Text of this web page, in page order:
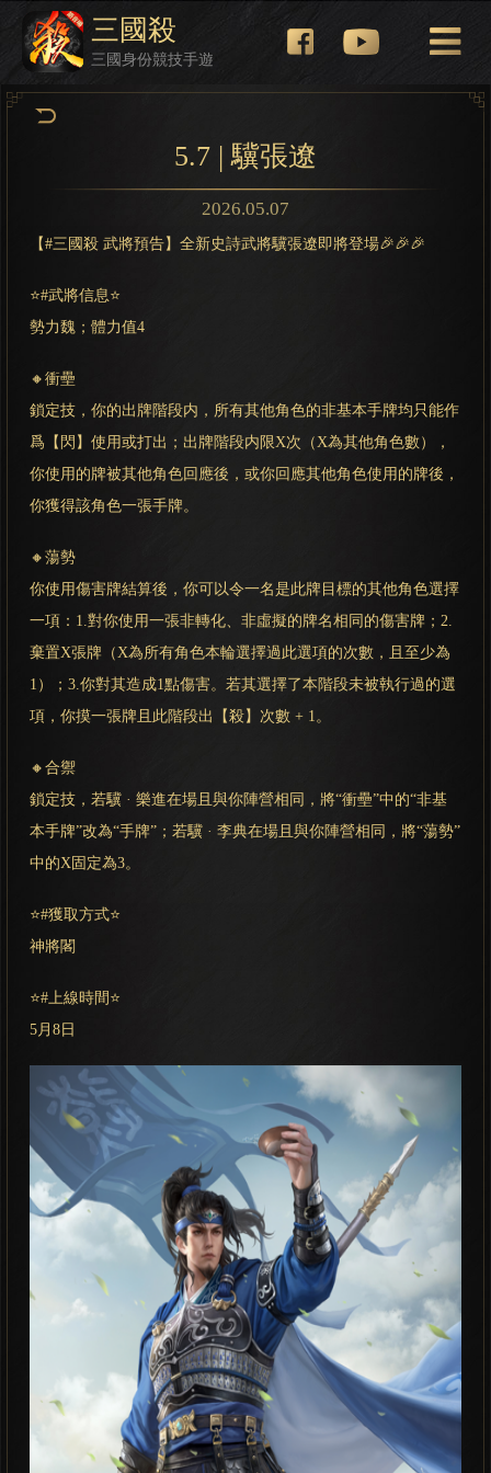
三國殺
三國身份競技手遊
5.7 | 驥張遼
2026.05.07
【#三國殺 武將預告】全新史詩武將驥張遼即將登場🎉🎉🎉
⭐#武將信息⭐
勢力魏；體力值4
🔸衝壘
鎖定技，你的出牌階段内，所有其他角色的非基本手牌均只能作
爲【閃】使用或打出；出牌階段内限X次（X為其他角色數），
你使用的牌被其他角色回應後，或你回應其他角色使用的牌後，
你獲得該角色一張手牌。
🔸蕩勢
你使用傷害牌結算後，你可以令一名是此牌目標的其他角色選擇
一項：1.對你使用一張非轉化、非虛擬的牌名相同的傷害牌；2.
棄置X張牌（X為所有角色本輪選擇過此選項的次數，且至少為
1）；3.你對其造成1點傷害。若其選擇了本階段未被執行過的選
項，你摸一張牌且此階段出【殺】次數 + 1。
🔸合禦
鎖定技，若驥 · 樂進在場且與你陣營相同，將“衝壘”中的“非基
本手牌”改為“手牌”；若驥 · 李典在場且與你陣營相同，將“蕩勢”
中的X固定為3。
⭐#獲取方式⭐
神將閣
⭐#上線時間⭐
5月8日